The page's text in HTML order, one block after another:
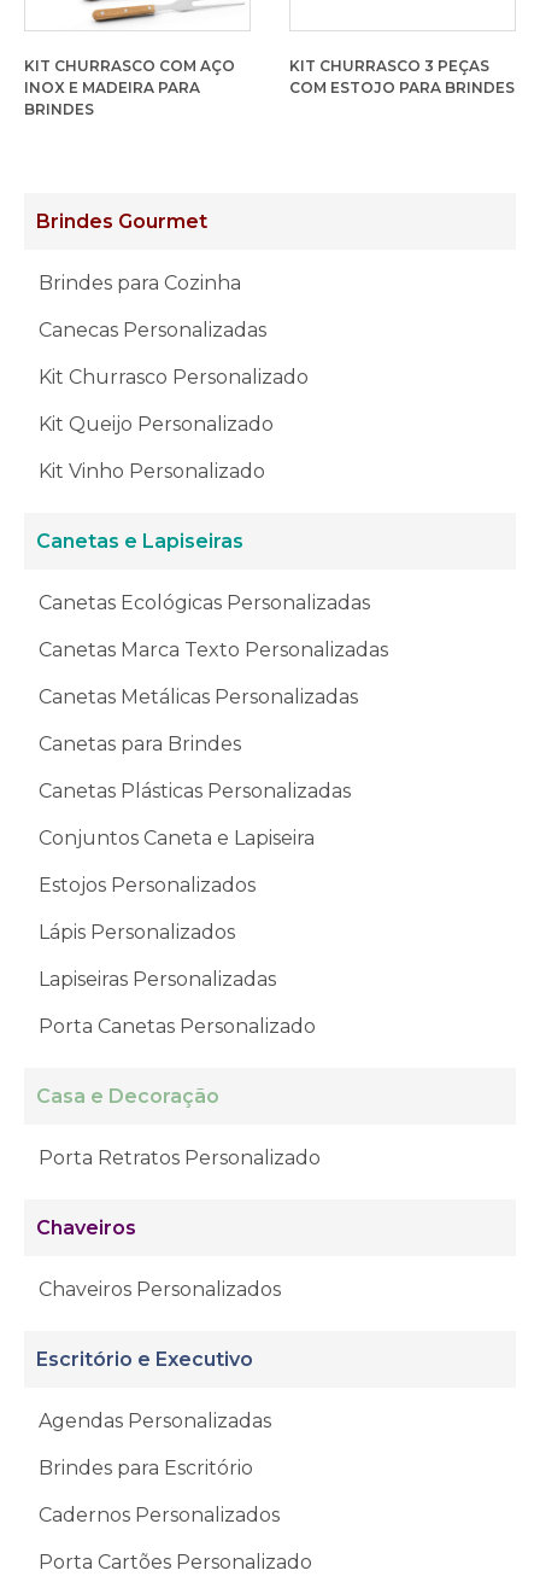
Brindes Gourmet
Brindes para Cozinha
Canecas Personalizadas
Kit Churrasco Personalizado
Kit Queijo Personalizado
Kit Vinho Personalizado
Canetas e Lapiseiras
Canetas Ecológicas Personalizadas
Canetas Marca Texto Personalizadas
Canetas Metálicas Personalizadas
Canetas para Brindes
Canetas Plásticas Personalizadas
Conjuntos Caneta e Lapiseira
Estojos Personalizados
Lápis Personalizados
Lapiseiras Personalizadas
Porta Canetas Personalizado
Casa e Decoração
Porta Retratos Personalizado
Chaveiros
Chaveiros Personalizados
Escritório e Executivo
Agendas Personalizadas
Brindes para Escritório
Cadernos Personalizados
Porta Cartões Personalizado
KIT CHURRASCO COM AÇO
INOX E MADEIRA PARA
BRINDES
KIT CHURRASCO 3 PEÇAS
COM ESTOJO PARA BRINDES